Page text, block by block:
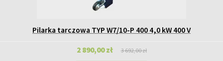
Pilarka tarczowa TYP W7/10-P 400 4,0 kW 400 V
2 890,00 zł 3 692,00 zł